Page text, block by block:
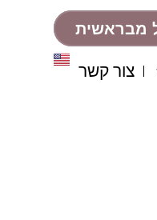
מבראשית
צור קשר